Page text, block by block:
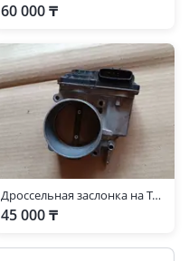
60 000 ₸
Дроссельная заслонка на Toyota Prado 120
45 000 ₸